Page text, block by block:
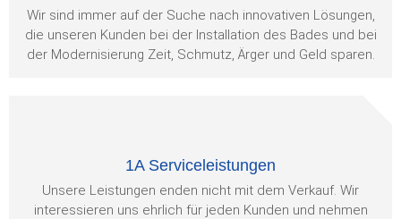
Wir sind immer auf der Suche nach innovativen Lösungen,
die unseren Kunden bei der Installation des Bades und bei
der Modernisierung Zeit, Schmutz, Ärger und Geld sparen.
1A Serviceleistungen
Unsere Leistungen enden nicht mit dem Verkauf. Wir
interessieren uns ehrlich für jeden Kunden und nehmen